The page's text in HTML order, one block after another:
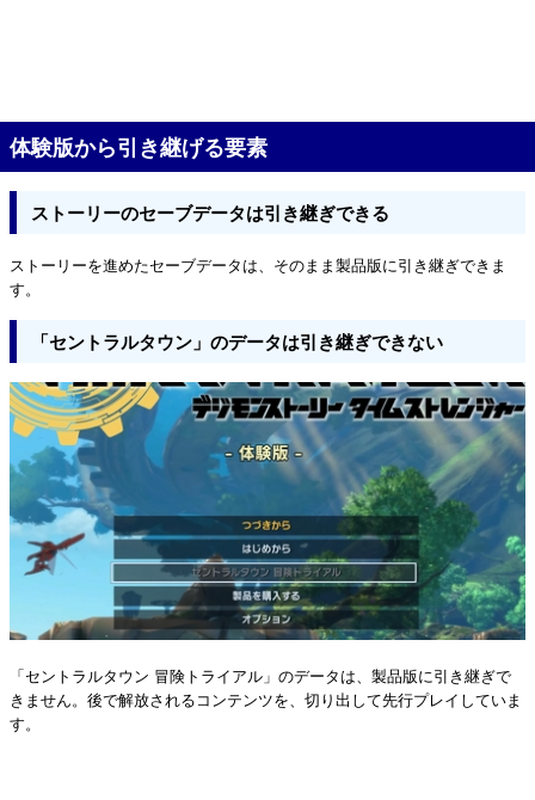
体験版から引き継げる要素
ストーリーのセーブデータは引き継ぎできる
ストーリーを進めたセーブデータは、そのまま製品版に引き継ぎできま
す。
「セントラルタウン」のデータは引き継ぎできない
「セントラルタウン 冒険トライアル」のデータは、製品版に引き継ぎで
きません。後で解放されるコンテンツを、切り出して先行プレイしていま
す。